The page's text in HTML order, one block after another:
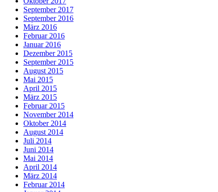
September 2017
September 2016
März 2016
Februar 2016
Januar 2016
Dezember 2015
September 2015
August 2015
Mai 2015
April 2015
März 2015
Februar 2015
November 2014
Oktober 2014
August 2014
Juli 2014
Juni 2014
Mai 2014
April 2014
März 2014
Februar 2014